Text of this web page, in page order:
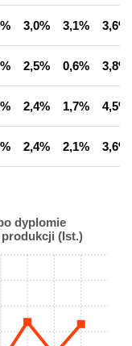
3,0% 3,1% 3,6%
2,5% 0,6% 3,8%
2,4% 1,7% 4,5%
2,4% 2,1% 3,6%
dyplomie
(Ist.)